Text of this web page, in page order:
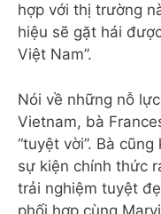
hợp với thị trường
hiệu sẽ gặt hái
Việt Nam”.
Nói về những nỗ
Vietnam, bà
“tuyệt vời”. Bà
sự kiện chính thức
trải nghiệm tuyệt
phối hợp cùng